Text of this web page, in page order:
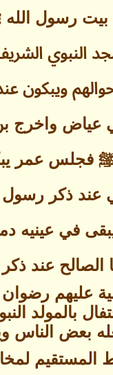
رسول
النبوي
ويبكون
عياض
عمر
ذكر رسول
في عينيه
الصالح عند
عليهم رضوان
بالمولد
بعض